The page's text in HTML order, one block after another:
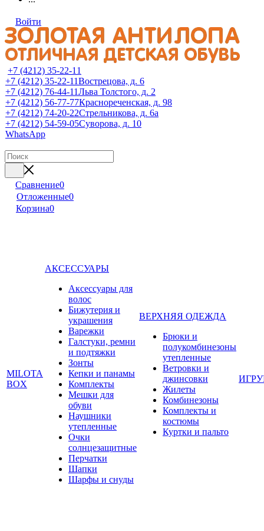
Войти
+7 (4212) 35-22-11
+7 (4212) 35-22-11Вострецова, д. 6
+7 (4212) 76-44-11Льва Толстого, д. 2
+7 (4212) 56-77-77Краснореченская, д. 98
+7 (4212) 74-20-22Стрельникова, д. 6а
+7 (4212) 54-59-05Суворова, д. 10
WhatsApp
Сравнение0
Отложенные0
Корзина0
MILOTA
BOX
АКСЕССУАРЫ
Аксессуары для
волос
Бижутерия и
украшения
Варежки
Галстуки, ремни
и подтяжки
Зонты
Кепки и панамы
Комплекты
Мешки для
обуви
Наушники
утепленные
Очки
солнцезащитные
Перчатки
Шапки
Шарфы и снуды
ВЕРХНЯЯ ОДЕЖДА
Брюки и
полукомбинезоны
утепленные
Ветровки и
джинсовки
Жилеты
Комбинезоны
Комплекты и
костюмы
Куртки и пальто